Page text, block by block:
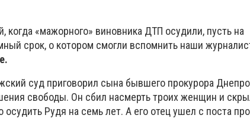
когда «мажорного» виновника ДТП осудили, пусть на
срок, о котором смогли вспомнить наши
суд приговорил сына бывшего прокурора
свободы. Он сбил насмерть троих женщин и
Рудя на семь лет. А его отец ушел с поста